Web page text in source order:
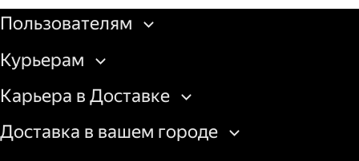
Пользователям
Курьерам
Карьера в Доставке
Доставка в вашем городе